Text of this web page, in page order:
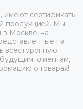
имеют сертификаты
продукцией. Мы
в Москве, на
на
всесторонную
клиентам,
о товарах!